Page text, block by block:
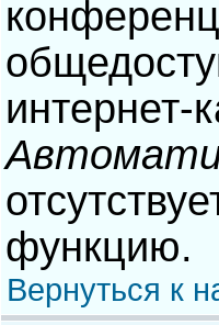
интернет-
функцию.
Вернуться к